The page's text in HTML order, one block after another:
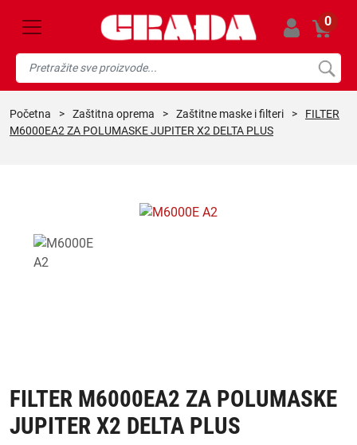
0
početna > zaštitna oprema > zaštitne maske i filteri >
FILTER
M6000EA2 ZA POLUMASKE JUPITER X2 DELTA PLUS
FILTER M6000EA2 ZA POLUMASKE
JUPITER X2 DELTA PLUS